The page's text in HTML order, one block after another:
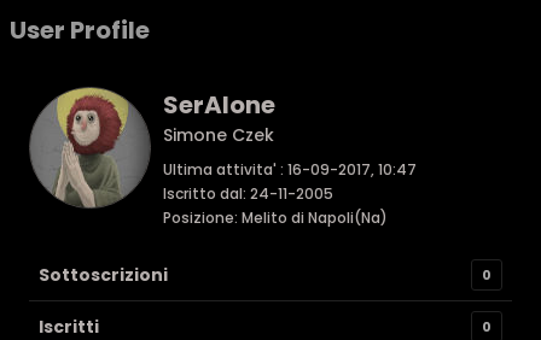
User Profile
SerAlone
Simone Czek
Ultima attivita' : 16-09-2017, 10:47
Iscritto dal: 24-11-2005
Posizione: Melito di Napoli(Na)
Sottoscrizioni 0
Iscritti 0